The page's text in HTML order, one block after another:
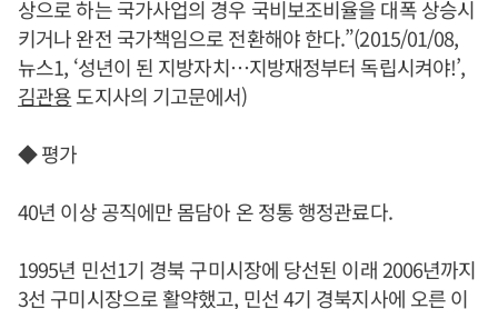
상으로 하는 국가사업의 경우 국비보조비율을 대폭 상승시
키거나 완전 국가책임으로 전환해야 한다.”(2015/01/08,
뉴스1, ‘성년이 된 지방자치…지방재정부터 독립시켜야!’,
김관용도지사의 기고문에서)
◆ 평가
40년 이상 공직에만 몸담아 온 정통 행정관료다.
1995년 민선1기 경북 구미시장에 당선된 이래 2006년까지
3선 구미시장으로 활약했고, 민선 4기 경북지사에 오른 이